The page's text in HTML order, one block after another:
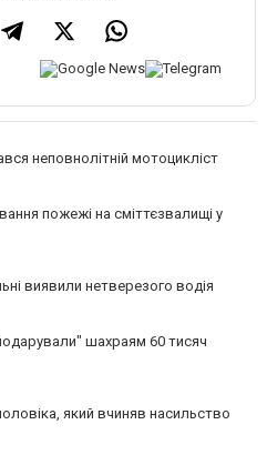
неповнолітній мотоцикліст
пожежі на сміттєзвалищі у
виявили нетверезого водія
шахраям 60 тисяч
який вчиняв насильство